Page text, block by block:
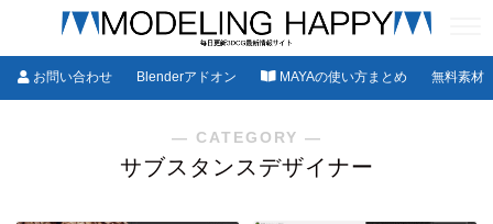
お問い合わせ Blenderアドオン MAYAの使い方まとめ 無料素材
― CATEGORY ―
サブスタンスデザイナー